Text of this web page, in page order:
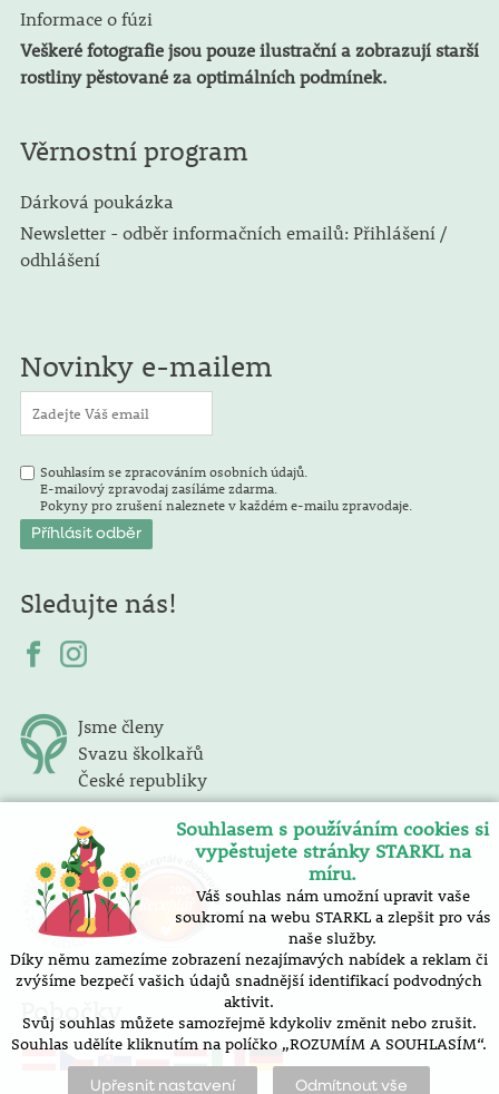
Informace o fúzi
Veškeré fotografie jsou pouze ilustrační a zobrazují starší
rostliny pěstované za optimálních podmínek.
Věrnostní program
Dárková poukázka
Newsletter - odběr informačních emailů: Přihlášení /
odhlášení
Novinky e-mailem
Souhlasím se zpracováním osobních údajů.
E-mailový zpravodaj zasíláme zdarma.
Pokyny pro zrušení naleznete v každém e-mailu zpravodaje.
Sledujte nás!
Jsme členy
Svazu školkařů
České republiky
Pobočky
Souhlasem s používáním cookies si
vypěstujete stránky STARKL na
míru.
Váš souhlas nám umožní upravit vaše
soukromí na webu STARKL a zlepšit pro vás
naše služby.
Díky němu zamezíme zobrazení nezajímavých nabídek a reklam či
zvýšíme bezpečí vašich údajů snadnější identifikací podvodných
aktivit.
Svůj souhlas můžete samozřejmě kdykoliv změnit nebo zrušit.
Souhlas udělíte kliknutím na políčko „ROZUMÍM A SOUHLASÍM“.
Upřesnit nastavení Odmítnout vše